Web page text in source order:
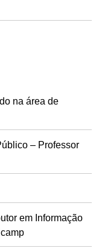
na área de
– Professor
em Informação